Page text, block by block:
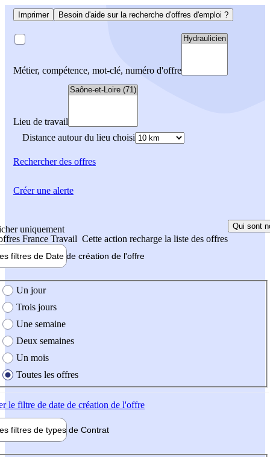
Imprimer Besoin d'aide sur la recherche d'offres d'emploi ?
Métier, compétence, mot-clé, numéro d'offre
Lieu de travail
Distance autour du lieu choisi
Rechercherdes offres
uniquement
France Travail Cette action recharge la liste des offres
Qui sont
filtres de Date de création de l'offre
création de l'offre
Un jour
Trois jours
Une semaine
Deux semaines
Un mois
Toutes les offres
le filtre de date de création de l'offre
filtres de types de Contrat
Créer une alerte